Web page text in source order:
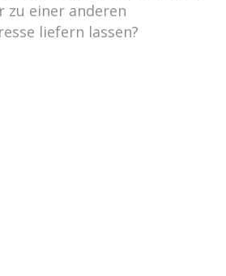
zu einer anderen
liefern lassen?